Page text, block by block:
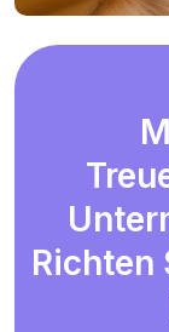
Richten